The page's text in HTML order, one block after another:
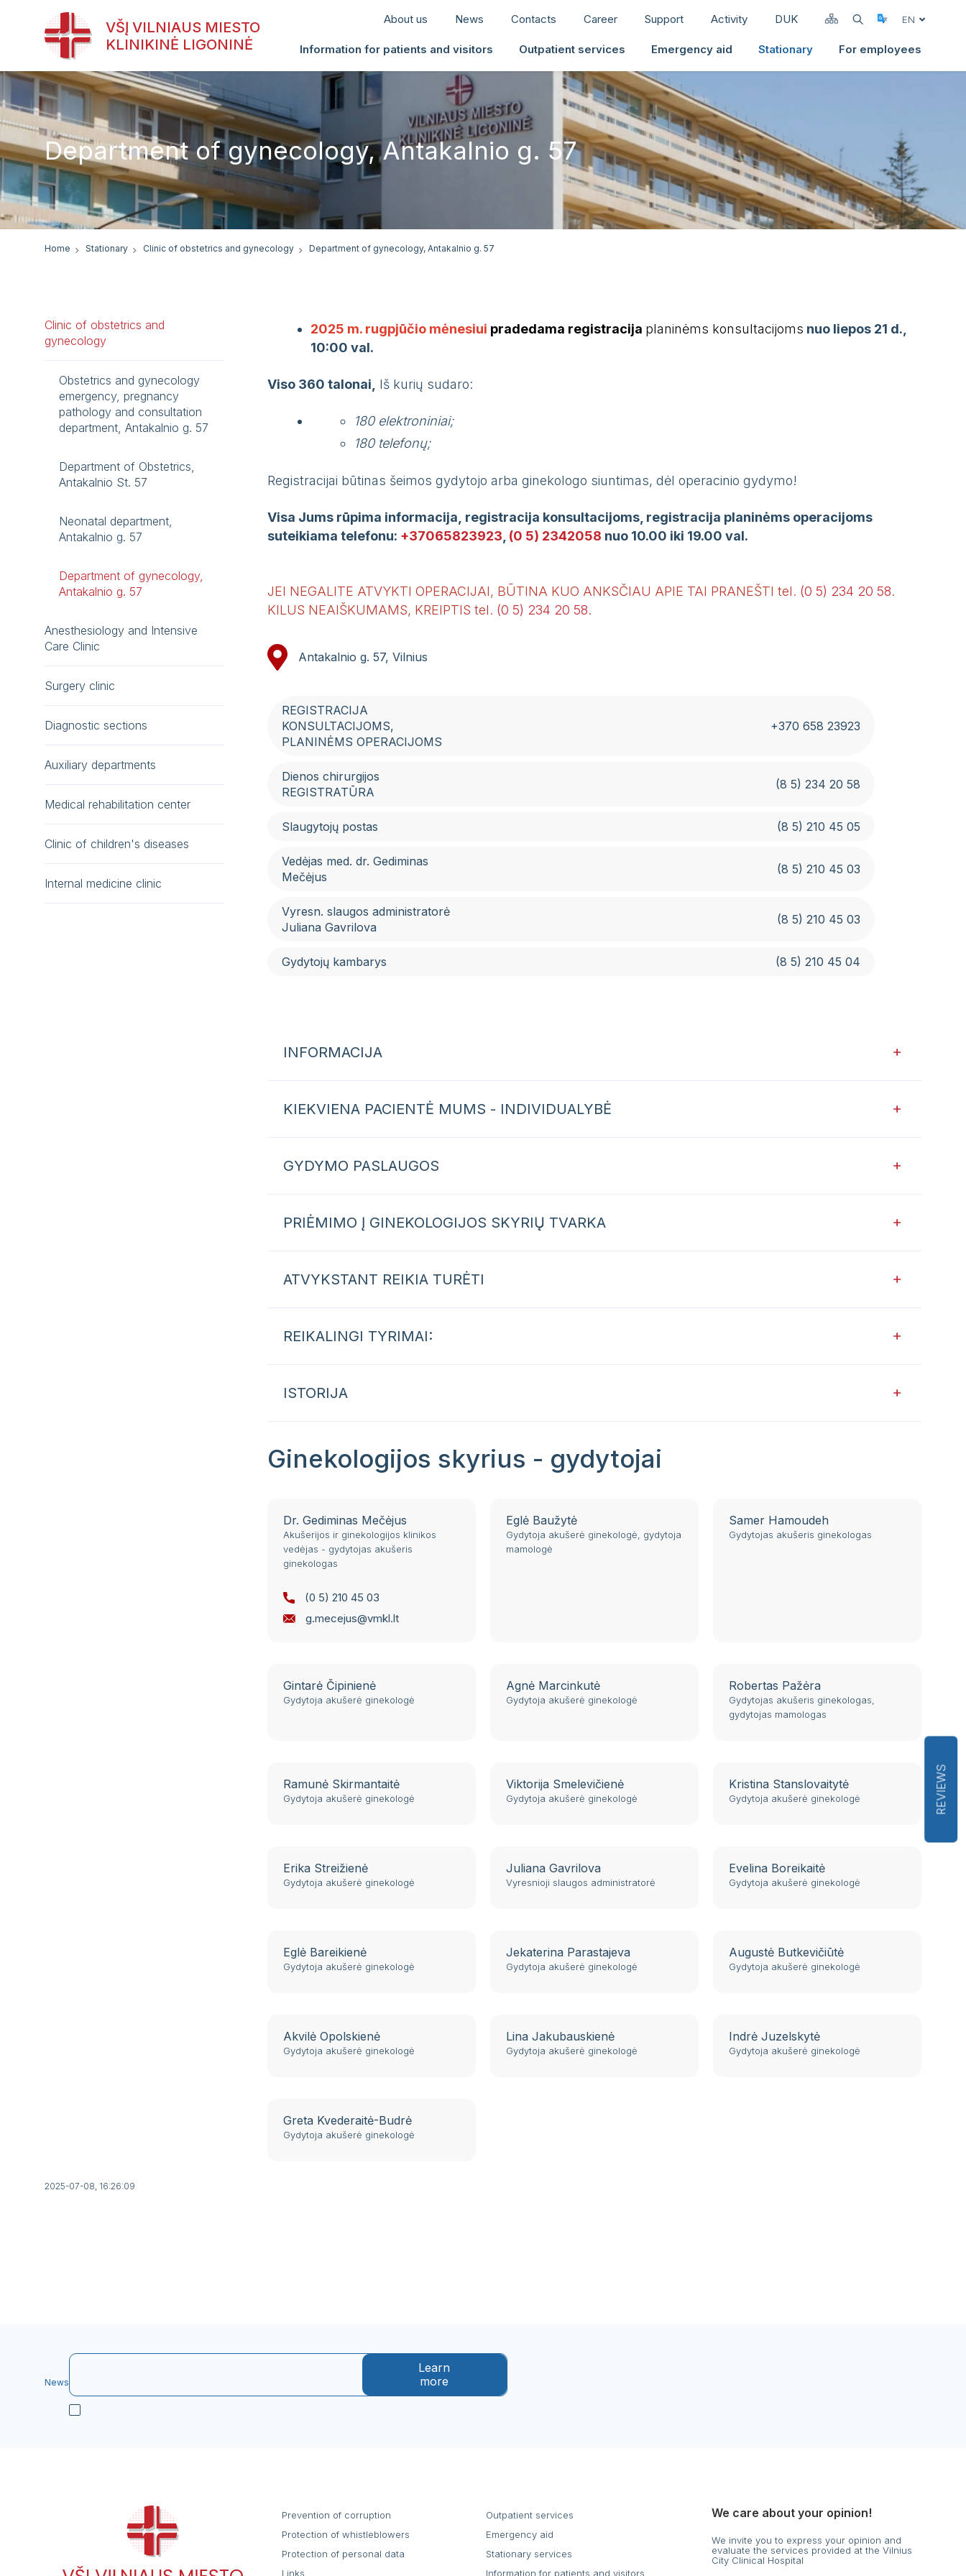
VŠĮ VILNIAUS MIESTO
KLINIKINĖ LIGONINĖ
About us News Contacts Career Support Activity DUK Select
EN
Information for patients and visitors Outpatient services Emergency aid Stationary For employees
Department of gynecology, Antakalnio g. 57
Home Stationary Clinic of obstetrics and gynecology Department of gynecology, Antakalnio g. 57
Clinic of obstetrics and
gynecology
Obstetrics and gynecology
emergency, pregnancy
pathology and consultation
department, Antakalnio g. 57
Department of Obstetrics,
Antakalnio St. 57
Neonatal department,
Antakalnio g. 57
Department of gynecology,
Antakalnio g. 57
Anesthesiology and Intensive
Care Clinic
Surgery clinic
Diagnostic sections
Auxiliary departments
Medical rehabilitation center
Clinic of children's diseases
Internal medicine clinic
2025 m. rugpjūčio mėnesiui pradedama registracija planinėms konsultacijoms nuo liepos 21 d.,
10:00 val.
Viso 360 talonai, Iš kurių sudaro:
180 elektroniniai;
180 telefonų;
Registracijai būtinas šeimos gydytojo arba ginekologo siuntimas, dėl operacinio gydymo!
Visa Jums rūpima informacija, registracija konsultacijoms, registracija planinėms operacijoms
suteikiama telefonu: +37065823923 (0 5) 2342058 nuo 10.00 iki 19.00 val.
JEI NEGALITE ATVYKTI OPERACIJAI, BŪTINA KUO ANKSČIAU APIE TAI PRANEŠTI tel. (0 5) 234 20 58.
KILUS NEAIŠKUMAMS, KREIPTIS tel. (0 5) 234 20 58.
Antakalnio g. 57, Vilnius
REGISTRACIJA
KONSULTACIJOMS,
PLANINĖMS OPERACIJOMS
+370 658 23923
Dienos chirurgijos
REGISTRATŪRA
(8 5) 234 20 58
Slaugytojų postas (8 5) 210 45 05
Vedėjas med. dr. Gediminas
Mečėjus
(8 5) 210 45 03
Vyresn. slaugos administratorė
Juliana Gavrilova
(8 5) 210 45 03
Gydytojų kambarys (8 5) 210 45 04
INFORMACIJA
KIEKVIENA PACIENTĖ MUMS - INDIVIDUALYBĖ
GYDYMO PASLAUGOS
PRIĖMIMO Į GINEKOLOGIJOS SKYRIŲ TVARKA
ATVYKSTANT REIKIA TURĖTI
REIKALINGI TYRIMAI:
ISTORIJA
Ginekologijos skyrius - gydytojai
Dr. Gediminas Mečėjus
Akušerijos ir ginekologijos klinikos
vedėjas - gydytojas akušeris
ginekologas
(0 5) 210 45 03
g.mecejus@vmkl.lt
Eglė Baužytė
Gydytoja akušerė ginekologė, gydytoja
mamologė
Samer Hamoudeh
Gydytojas akušeris ginekologas
Gintarė Čipinienė
Gydytoja akušerė ginekologė
Agnė Marcinkutė
Gydytoja akušerė ginekologė
Robertas Pažėra
Gydytojas akušeris ginekologas,
gydytojas mamologas
Ramunė Skirmantaitė
Gydytoja akušerė ginekologė
Viktorija Smelevičienė
Gydytoja akušerė ginekologė
Kristina Stanslovaitytė
Gydytoja akušerė ginekologė
Erika Streižienė
Gydytoja akušerė ginekologė
Juliana Gavrilova
Vyresnioji slaugos administratorė
Evelina Boreikaitė
Gydytoja akušerė ginekologė
Eglė Bareikienė
Gydytoja akušerė ginekologė
Jekaterina Parastajeva
Gydytoja akušerė ginekologė
Augustė Butkevičiūtė
Gydytoja akušerė ginekologė
Akvilė Opolskienė
Gydytoja akušerė ginekologė
Lina Jakubauskienė
Gydytoja akušerė ginekologė
Indrė Juzelskytė
Gydytoja akušerė ginekologė
Greta Kvederaitė-Budrė
Gydytoja akušerė ginekologė
2025-07-08, 16:26:09
News
Learn
more
Prevention of corruption
Protection of whistleblowers
Protection of personal data
Links
Outpatient services
Emergency aid
Stationary services
Information for patients and visitors
We care about your opinion!
We invite you to express your opinion and
evaluate the services provided at the Vilnius
City Clinical Hospital
REVIEWS